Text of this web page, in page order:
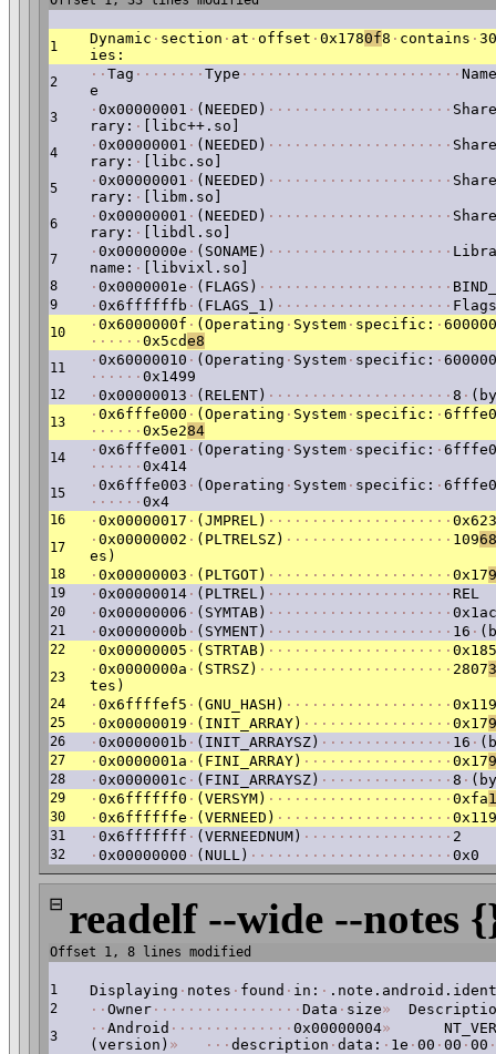
1 Dynamic · section · at · offset · 0x1780f8 · contains · 30
ies:
2 · · Tag · · · · · · · · Type · · · · · · · · · · · · · · · · · · · · · · · · ·
e
3 · 0x00000001 · (NEEDED) · · · · · · · · · · · · · · · · · · · · ·
rary: · [libc++.so]
4 · 0x00000001 · (NEEDED) · · · · · · · · · · · · · · · · · · · · ·
rary: · [libc.so]
5 · 0x00000001 · (NEEDED) · · · · · · · · · · · · · · · · · · · · ·
rary: · [libm.so]
6 · 0x00000001 · (NEEDED) · · · · · · · · · · · · · · · · · · · · ·
rary: · [libdl.so]
7 · 0x0000000e · (SONAME) · · · · · · · · · · · · · · · · · · · · ·
name: · [libvixl.so]
8 · 0x0000001e · (FLAGS) · · · · · · · · · · · · · · · · · · · · · ·
9 · 0x6ffffffb · (FLAGS_1) · · · · · · · · · · · · · · · · · · · ·
10 · 0x6000000f · (Operating · System · specific: ·
· · · · · · 0x5cde8
11 · 0x60000010 · (Operating · System · specific: ·
· · · · · · 0x1499
12 · 0x00000013 · (RELENT) · · · · · · · · · · · · · · · · · · · · · 8 ·
13 · 0x6fffe000 · (Operating · System · specific: ·
· · · · · · 0x5e284
14 · 0x6fffe001 · (Operating · System · specific: ·
· · · · · · 0x414
15 · 0x6fffe003 · (Operating · System · specific: ·
· · · · · · 0x4
16 · 0x00000017 · (JMPREL) · · · · · · · · · · · · · · · · · · · · · 0x623
17 · 0x00000002 · (PLTRELSZ) · · · · · · · · · · · · · · · · · · · 10968
es)
18 · 0x00000003 · (PLTGOT) · · · · · · · · · · · · · · · · · · · · · 0x179
19 · 0x00000014 · (PLTREL) · · · · · · · · · · · · · · · · · · · · · REL
20 · 0x00000006 · (SYMTAB) · · · · · · · · · · · · · · · · · · · · · 0x1ac
21 · 0x0000000b · (SYMENT) · · · · · · · · · · · · · · · · · · · · · 16 ·
22 · 0x00000005 · (STRTAB) · · · · · · · · · · · · · · · · · · · · · 0x185
23 · 0x0000000a · (STRSZ) · · · · · · · · · · · · · · · · · · · · · · 2807
tes)
24 · 0x6ffffef5 · (GNU_HASH) · · · · · · · · · · · · · · · · · · · 0x119
25 · 0x00000019 · (INIT_ARRAY) · · · · · · · · · · · · · · · · · 0x17
26 · 0x0000001b · (INIT_ARRAYSZ) · · · · · · · · · · · · · · · 16 ·
27 · 0x0000001a · (FINI_ARRAY) · · · · · · · · · · · · · · · · · 0x17
28 · 0x0000001c · (FINI_ARRAYSZ) · · · · · · · · · · · · · · · 8 ·
29 · 0x6ffffff0 · (VERSYM) · · · · · · · · · · · · · · · · · · · · · 0xfa1
30 · 0x6ffffffe · (VERNEED) · · · · · · · · · · · · · · · · · · · · 0x119
31 · 0x6fffffff · (VERNEEDNUM) · · · · · · · · · · · · · · · · · 2
32 · 0x00000000 · (NULL) · · · · · · · · · · · · · · · · · · · · · · · 0x0
⊟ readelf --wide --notes
Offset 1, 8 lines modified
1 Displaying · notes · found · in: · .note.android.ident
2 · · Owner · · · · · · · · · · · · · · · · · Data · size»
3 · · Android · · · · · · · · · · · · · · 0x00000004»
(version) » · · · description · data: · 1e · 00 · 00 · 00 ·